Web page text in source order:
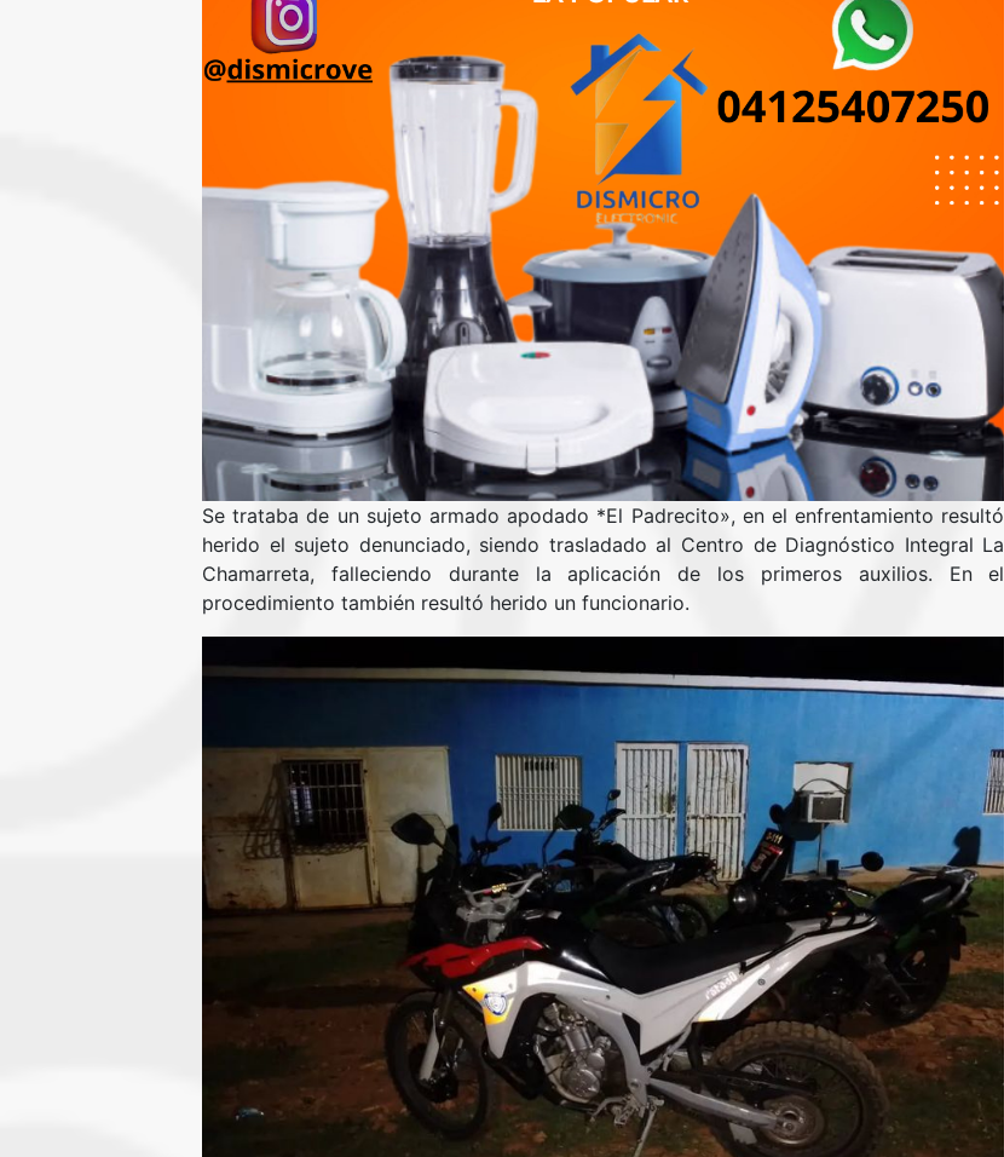
Se trataba de un sujeto armado apodado *El Padrecito», en el enfrentamiento resultó
herido el sujeto denunciado, siendo trasladado al Centro de Diagnóstico Integral La
Chamarreta, falleciendo durante la aplicación de los primeros auxilios. En el
procedimiento también resultó herido un funcionario.